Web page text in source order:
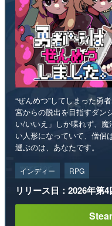
“ぜんめつ”してしまった勇
宮からの脱出を目指すダン
い/いいえ」しか喋れず、
い人形になっていて、僧侶
選ぶのは、あなたです。
インディー RPG
リリース日：2026年第